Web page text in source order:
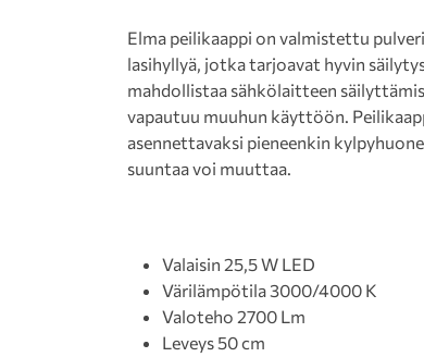
Elma peilikaappi on valmistettu
lasihyllyä, jotka tarjoavat hyvin
mahdollistaa sähkölaitteen
vapautuu muuhun käyttöön.
asennettavaksi pieneenkin
suuntaa voi muuttaa.
Valaisin 25,5 W LED
Värilämpötila 3000/4000 K
Valoteho 2700 Lm
Leveys 50 cm